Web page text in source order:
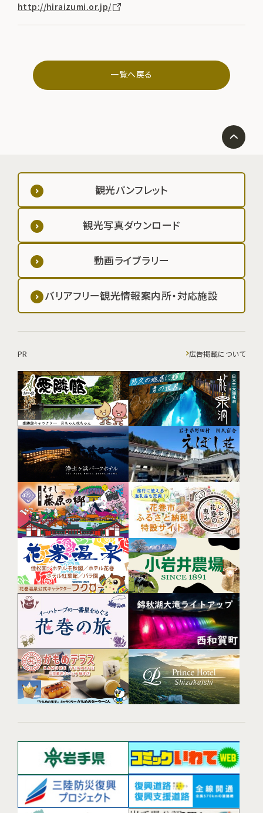
http://hiraizumi.or.jp/
一覧へ戻る
観光パンフレット
観光写真ダウンロード
動画ライブラリー
バリアフリー観光情報案内所・対応施設
PR 広告掲載について